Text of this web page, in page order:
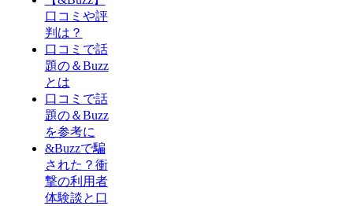
口コミや評
判は？
口コミで話
題の＆Buzz
とは
口コミで話
題の＆Buzz
を参考に
&Buzzで騙
された？衝
撃の利用者
体験談と口